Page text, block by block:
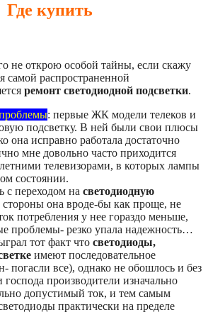
Где купить
не открою особой тайны, если скажу
самой распространенной
ремонт светодиодной подсветки.
: первые ЖК модели телеков и
подсветку. В ней были свои плюсы
она исправно работала достаточно
мне довольно часто приходится
летними телевизорами, в которых лампы
состоянии.
с переходом на светодиодную
она вроде-бы как проще, не
потребления у нее гораздо меньше,
проблемы- резко упала надежность…
тот факт что светодиоды,
имеют последовательное
погасли все), однако не обошлось и без
производители изначально
допустимый ток, и тем самым
практически на пределе